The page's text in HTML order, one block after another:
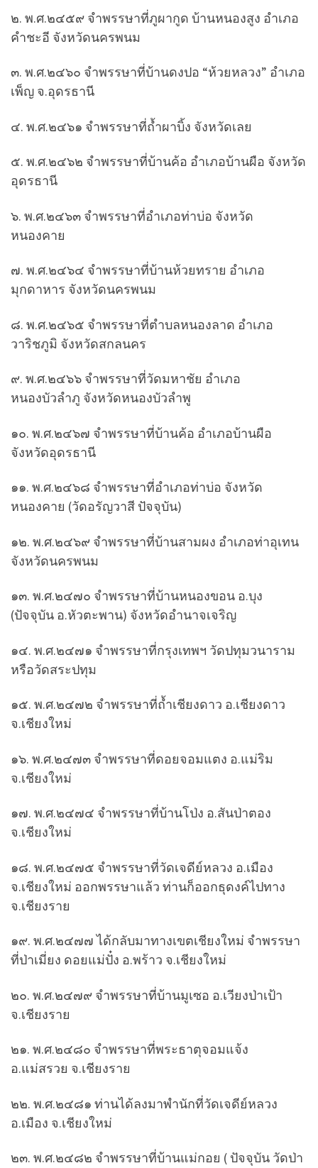
๒. พ.ศ.๒๔๕๙ จำพรรษาที่ภูผากูด บ้านหนองสูง อำเภอ
คำชะอี จังหวัดนครพนม
๓. พ.ศ.๒๔๖๐ จำพรรษาที่บ้านดงปอ “ห้วยหลวง” อำเภอ
เพ็ญ จ.อุดรธานี
๔. พ.ศ.๒๔๖๑ จำพรรษาที่ถ้ำผาบิ้ง จังหวัดเลย
๕. พ.ศ.๒๔๖๒ จำพรรษาที่บ้านค้อ อำเภอบ้านผือ จังหวัด
อุดรธานี
๖. พ.ศ.๒๔๖๓ จำพรรษาที่อำเภอท่าบ่อ จังหวัด
หนองคาย
๗. พ.ศ.๒๔๖๔ จำพรรษาที่บ้านห้วยทราย อำเภอ
มุกดาหาร จังหวัดนครพนม
๘. พ.ศ.๒๔๖๕ จำพรรษาที่ตำบลหนองลาด อำเภอ
วาริชภูมิ จังหวัดสกลนคร
๙. พ.ศ.๒๔๖๖ จำพรรษาที่วัดมหาชัย อำเภอ
หนองบัวลำภู จังหวัดหนองบัวลำพู
๑๐. พ.ศ.๒๔๖๗ จำพรรษาที่บ้านค้อ อำเภอบ้านผือ
จังหวัดอุดรธานี
๑๑. พ.ศ.๒๔๖๘ จำพรรษาที่อำเภอท่าบ่อ จังหวัด
หนองคาย (วัดอรัญวาสี ปัจจุบัน)
๑๒. พ.ศ.๒๔๖๙ จำพรรษาที่บ้านสามผง อำเภอท่าอุเทน
จังหวัดนครพนม
๑๓. พ.ศ.๒๔๗๐ จำพรรษาที่บ้านหนองขอน อ.บุง
(ปัจจุบัน อ.หัวตะพาน) จังหวัดอำนาจเจริญ
๑๔. พ.ศ.๒๔๗๑ จำพรรษาที่กรุงเทพฯ วัดปทุมวนาราม
หรือวัดสระปทุม
๑๕. พ.ศ.๒๔๗๒ จำพรรษาที่ถ้ำเชียงดาว อ.เชียงดาว
จ.เชียงใหม่
๑๖. พ.ศ.๒๔๗๓ จำพรรษาที่ดอยจอมแตง อ.แม่ริม
จ.เชียงใหม่
๑๗. พ.ศ.๒๔๗๔ จำพรรษาที่บ้านโป่ง อ.สันป่าตอง
จ.เชียงใหม่
๑๘. พ.ศ.๒๔๗๕ จำพรรษาที่วัดเจดีย์หลวง อ.เมือง
จ.เชียงใหม่ ออกพรรษาแล้ว ท่านก็ออกธุดงค์ไปทาง
จ.เชียงราย
๑๙. พ.ศ.๒๔๗๗ ได้กลับมาทางเขตเชียงใหม่ จำพรรษา
ที่ป่าเมี่ยง ดอยแม่ปั๋ง อ.พร้าว จ.เชียงใหม่
๒๐. พ.ศ.๒๔๗๙ จำพรรษาที่บ้านมูเซอ อ.เวียงป่าเป้า
จ.เชียงราย
๒๑. พ.ศ.๒๔๘๐ จำพรรษาที่พระธาตุจอมแจ้ง
อ.แม่สรวย จ.เชียงราย
๒๒. พ.ศ.๒๔๘๑ ท่านได้ลงมาพำนักที่วัดเจดีย์หลวง
อ.เมือง จ.เชียงใหม่
๒๓. พ.ศ.๒๔๘๒ จำพรรษาที่บ้านแม่กอย ( ปัจจุบัน วัดป่า